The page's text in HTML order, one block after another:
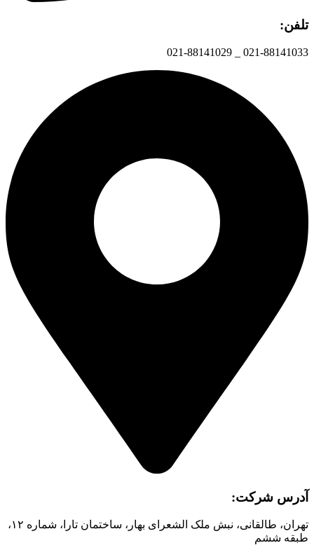
تلفن:
021-88141033 _ 021-88141029
آدرس شرکت:
تهران، طالقانی، نبش ملک الشعرای بهار، ساختمان تارا، شماره ۱۲،
طبقه ششم